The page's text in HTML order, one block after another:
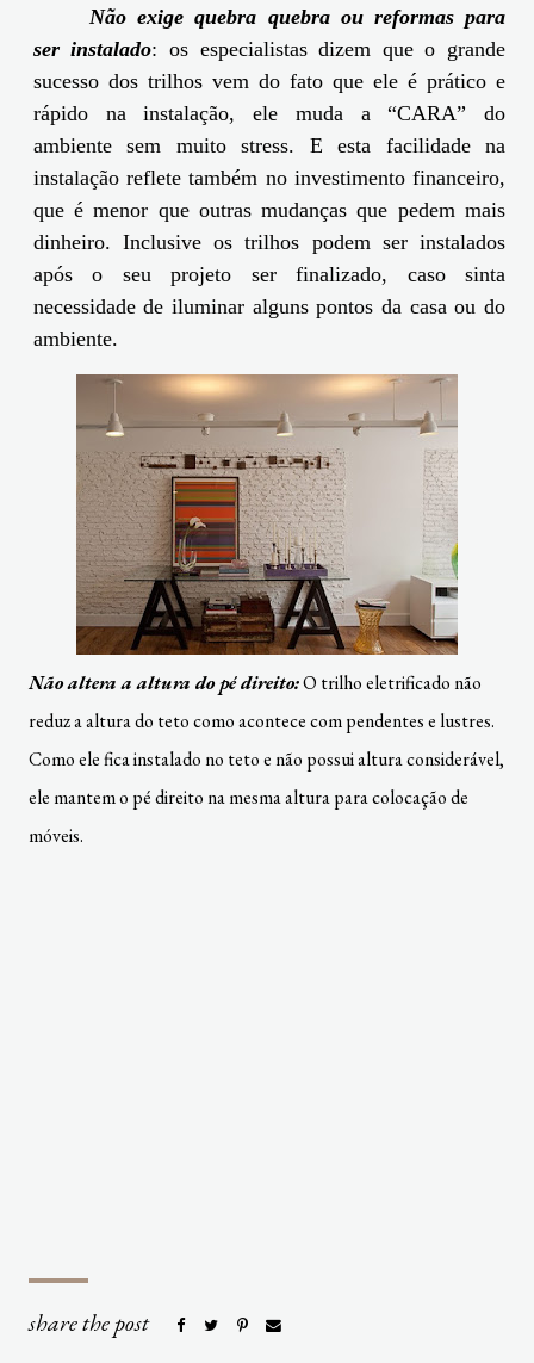
Não exige quebra quebra ou reformas para
ser instalado: os especialistas dizem que o grande
sucesso dos trilhos vem do fato que ele é prático e
rápido na instalação, ele muda a “CARA” do
ambiente sem muito stress. E esta facilidade na
instalação reflete também no investimento financeiro,
que é menor que outras mudanças que pedem mais
dinheiro. Inclusive os trilhos podem ser instalados
após o seu projeto ser finalizado, caso sinta
necessidade de iluminar alguns pontos da casa ou do
ambiente.
Não altera a altura do pé direito:O trilho eletrificado não
reduz a altura do teto como acontece com pendentes e lustres.
Como ele fica instalado no teto e não possui altura considerável,
ele mantem o pé direito na mesma altura para colocação de
móveis.